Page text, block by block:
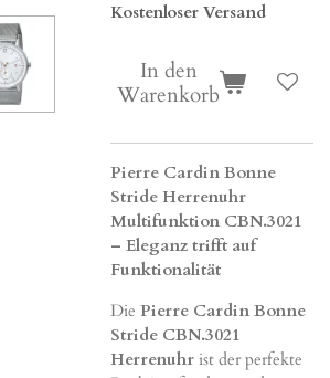
Kostenloser Versand
In den
Warenkorb
Pierre Cardin Bonne
Stride Herrenuhr
Multifunktion CBN.3021
– Eleganz trifft auf
Funktionalität
Die Pierre Cardin Bonne
Stride CBN.3021
Herrenuhr ist der perfekte